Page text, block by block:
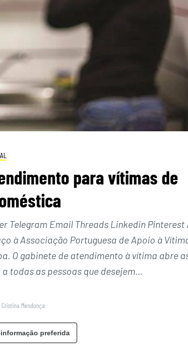
para vítimas de
Telegram Email Threads Linkedin Pinterest
à Associação Portuguesa de Apoio à
O gabinete de atendimento à vítima abre
todas as pessoas que desejem…
Cristina Mendonça
preferida